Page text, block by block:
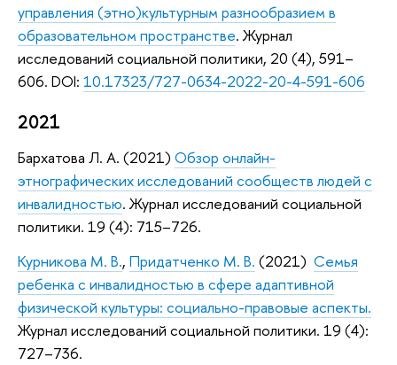
управления (этно)культурным разнообразием в
образовательном пространстве. Журнал
исследований социальной политики, 20 (4), 591–
606. DOI: 10.17323/727-0634-2022-20-4-591-606
2021
Бархатова Л. А. (2021) Обзор онлайн-
этнографических исследований сообществ людей с
инвалидностью. Журнал исследований социальной
политики. 19 (4): 715–726.
Курникова М. В., Придатченко М. В. (2021) Семья
ребенка с инвалидностью в сфере адаптивной
физической культуры: социально-правовые аспекты.
Журнал исследований социальной политики. 19 (4):
727–736.